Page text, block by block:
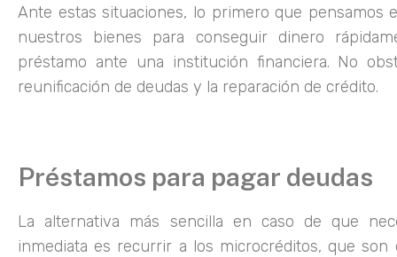
Ante estas situaciones, lo primero que pensamos
nuestros bienes para conseguir dinero
préstamo ante una institución financiera. No
reunificación de deudas y la reparación de crédito.
Préstamos para pagar deudas
La alternativa más sencilla en caso de que
inmediata es recurrir a los microcréditos, que son